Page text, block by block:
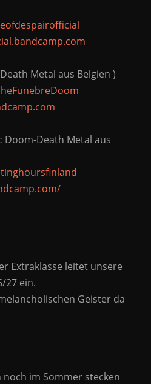
Metal aus Belgien )
Doom-Death Metal aus
Extraklasse leitet unsere
27 ein.
Geister da
im Sommer stecken